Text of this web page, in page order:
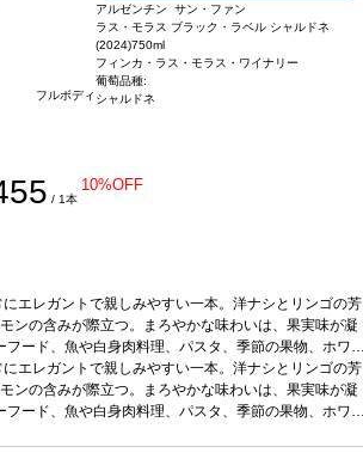
フルボディ
アルゼンチン サン・ファン
ラス・モラス ブラック・ラベル シャルドネ
(2024)750ml
フィンカ・ラス・モラス・ワイナリー
葡萄品種:
シャルドネ
/ 1本
10%OFF
にエレガントで親しみやすい一本。洋ナシとリンゴの芳
ンの含みが際立つ。まろやかな味わいは、果実味が凝
フード、魚や白身肉料理、パスタ、季節の果物、ホワ
萄品種シャルドネ *本ヴィンテージが在庫切れの場合、
は自動的に次のヴィンテージに変更されます、ご了承
にエレガントで親しみやすい一本。洋ナシとリンゴの芳
ンの含みが際立つ。まろやかな味わいは、果実味が凝
フード、魚や白身肉料理、パスタ、季節の果物、ホワ